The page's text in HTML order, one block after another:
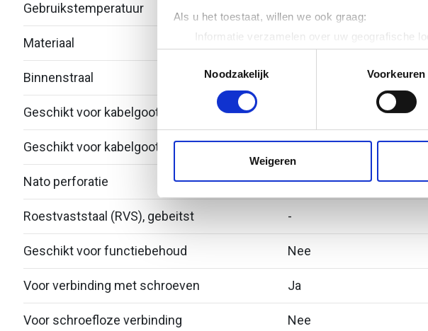
Als u het toestaat, willen we ook graag:
Informatie verzamelen over uw geografische
Uw apparaat identificeren door het actief te
Lees meer over hoe uw persoonlijke gegevens
toestemming op elk moment wijzigen of intrekken
websiteverkeer te analyseren. Ook delen we
media, adverteren en analyse. Deze partners
Noodzakelijk
Voorkeuren
Weigeren
Gebruikstemperatuur
Materiaal
Binnenstraal
Geschikt voor kabelgootbreedte
Geschikt voor kabelgoothoogte 53
Nato perforatie Nee
Roestvaststaal (RVS), gebeitst -
Geschikt voor functiebehoud Nee
Voor verbinding met schroeven Ja
Voor schroefloze verbinding Nee